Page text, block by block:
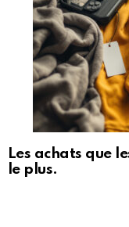
Les achats que
le plus.